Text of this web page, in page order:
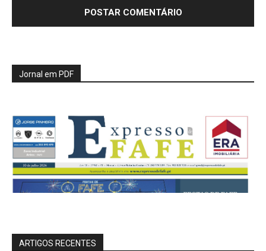
Jornal em PDF
ARTIGOS RECENTES